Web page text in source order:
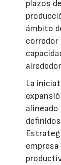
plazos
ámbito
corredor
La